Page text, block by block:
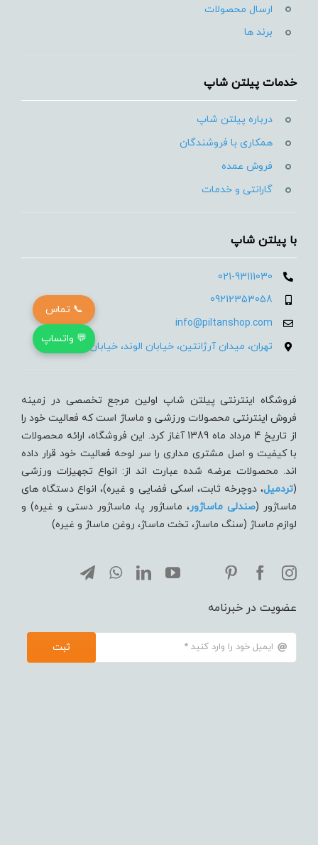
ارسال محصولات
برند ها
خدمات پیلتن شاپ
درباره پیلتن شاپ
همکاری با فروشندگان
فروش عمده
گارانتی و خدمات
با پیلتن شاپ
021-93111030
09212353058
info@piltanshop.com
تهران، میدان آرژانتین، خیابان الوند، خیابان 35، پلاک 15
فروشگاه اینترنتی پیلتن شاپ اولین مرجع تخصصی در زمینه
فروش اینترنتی محصولات ورزشی و ماساژ است که فعالیت خود را
از تاریخ 4 مرداد ماه 1389 آغاز کرد. این فروشگاه، ارائه محصولات
با کیفیت و اصل مشتری مداری را سر لوحه فعالیت خود قرار داده
اند. محصولات عرضه شده عبارت اند از: انواع تجهیزات ورزشی
(تردميل، دوچرخه ثابت، اسکی فضایی و غیره)، انواع دستگاه های
ماساژور (صندلی ماساژور، ماساژور پا، ماساژور دستی و غیره) و
لوازم ماساژ (سنگ ماساژ، تخت ماساژ، روغن ماساژ و غیره)
عضویت در خبرنامه
ثبت
📞 تماس
💬 واتساپ